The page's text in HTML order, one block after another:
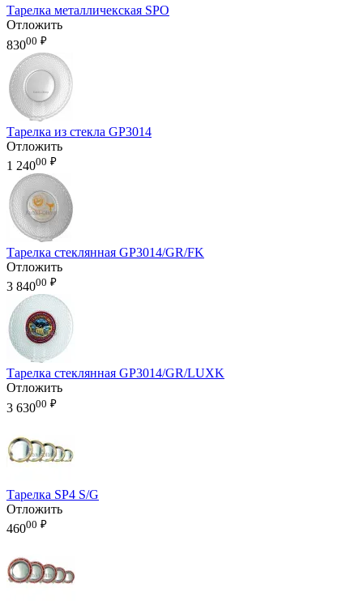
Тарелка металличекская SPO
Отложить
83000 ₽
Тарелка из стекла GP3014
Отложить
1 24000 ₽
Тарелка стеклянная GP3014/GR/FK
Отложить
3 84000 ₽
Тарелка стеклянная GP3014/GR/LUXK
Отложить
3 63000 ₽
Тарелка SP4 S/G
Отложить
46000 ₽